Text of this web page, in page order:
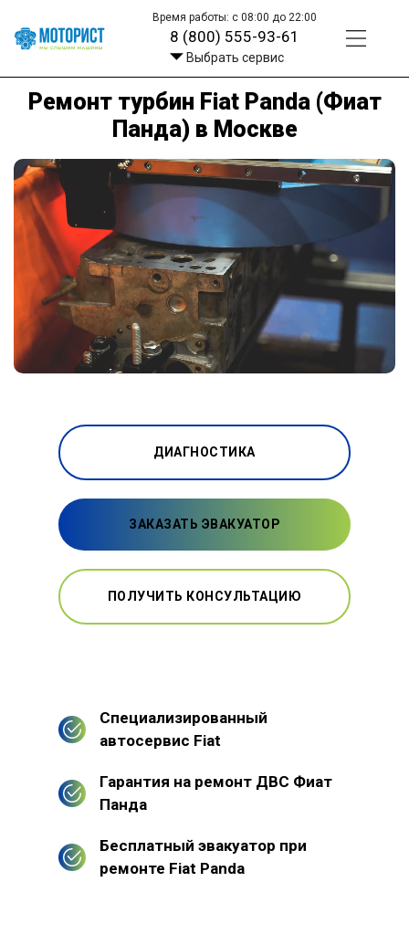
Время работы: с 08:00 до 22:00
8 (800) 555-93-61
Выбрать сервис
Ремонт турбин Fiat Panda (Фиат
Панда) в Москве
ДИАГНОСТИКА
ЗАКАЗАТЬ ЭВАКУАТОР
ПОЛУЧИТЬ КОНСУЛЬТАЦИЮ
Специализированный
автосервис Fiat
Гарантия на ремонт ДВС Фиат
Панда
Бесплатный эвакуатор при
ремонте Fiat Panda